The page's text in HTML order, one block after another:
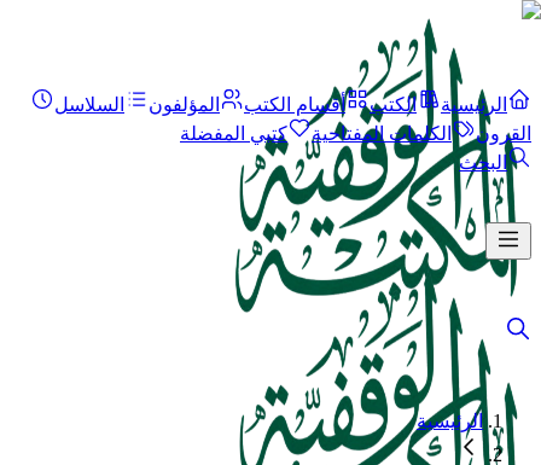
الرئيسية الكتب أقسام الكتب المؤلفون
السلاسل
القرون
الكلمات المفتاحية
كتبي المفضلة
البحث
الرئيسية